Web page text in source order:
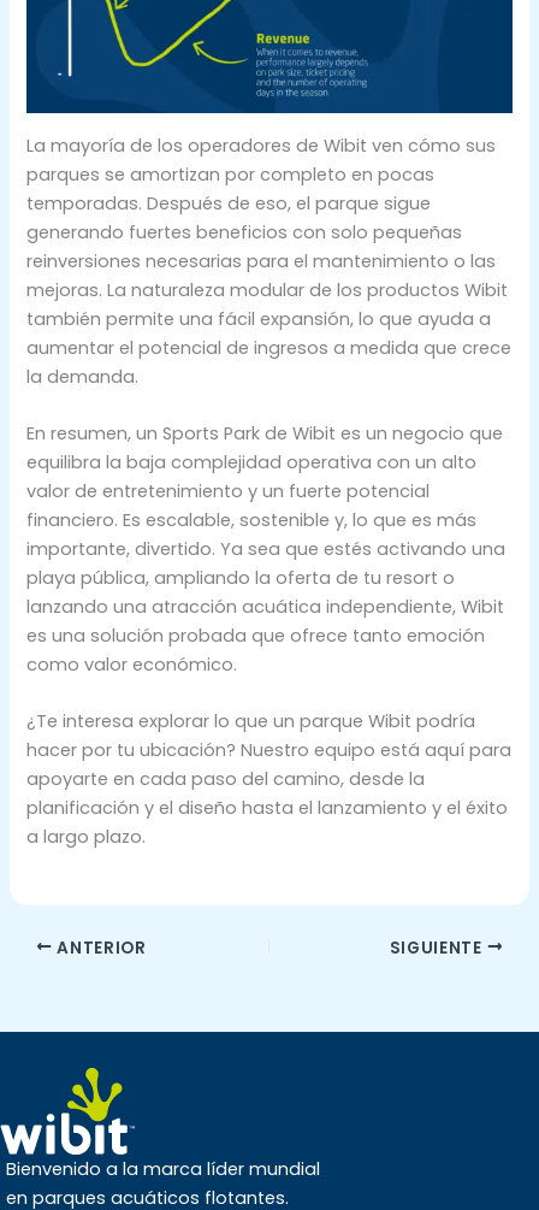
La mayoría de los operadores de Wibit ven cómo sus
parques se amortizan por completo en pocas
temporadas. Después de eso, el parque sigue
generando fuertes beneficios con solo pequeñas
reinversiones necesarias para el mantenimiento o las
mejoras. La naturaleza modular de los productos Wibit
también permite una fácil expansión, lo que ayuda a
aumentar el potencial de ingresos a medida que crece
la demanda.
En resumen, un Sports Park de Wibit es un negocio que
equilibra la baja complejidad operativa con un alto
valor de entretenimiento y un fuerte potencial
financiero. Es escalable, sostenible y, lo que es más
importante, divertido. Ya sea que estés activando una
playa pública, ampliando la oferta de tu resort o
lanzando una atracción acuática independiente, Wibit
es una solución probada que ofrece tanto emoción
como valor económico.
¿Te interesa explorar lo que un parque Wibit podría
hacer por tu ubicación? Nuestro equipo está aquí para
apoyarte en cada paso del camino, desde la
planificación y el diseño hasta el lanzamiento y el éxito
a largo plazo.
ANTERIOR SIGUIENTE
Bienvenido a la marca líder mundial
en parques acuáticos flotantes.